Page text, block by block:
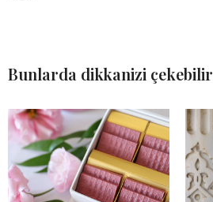
Bunlarda dikkanizi çekebilir